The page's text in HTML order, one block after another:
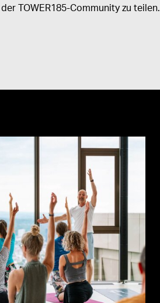
TOWER185-Community zu teilen.